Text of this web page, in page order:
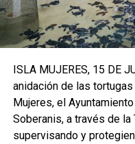
ISLA MUJERES, 15 DE
anidación de las
Mujeres, el
Soberanis, a través de la
supervisando y